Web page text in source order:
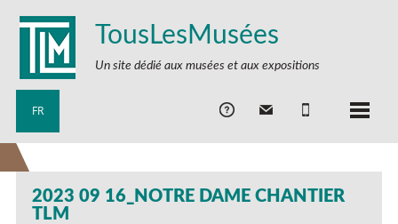
TousLesMusées
Un site dédié aux musées et aux expositions
FR
2023 09 16_NOTRE DAME CHANTIER
TLM